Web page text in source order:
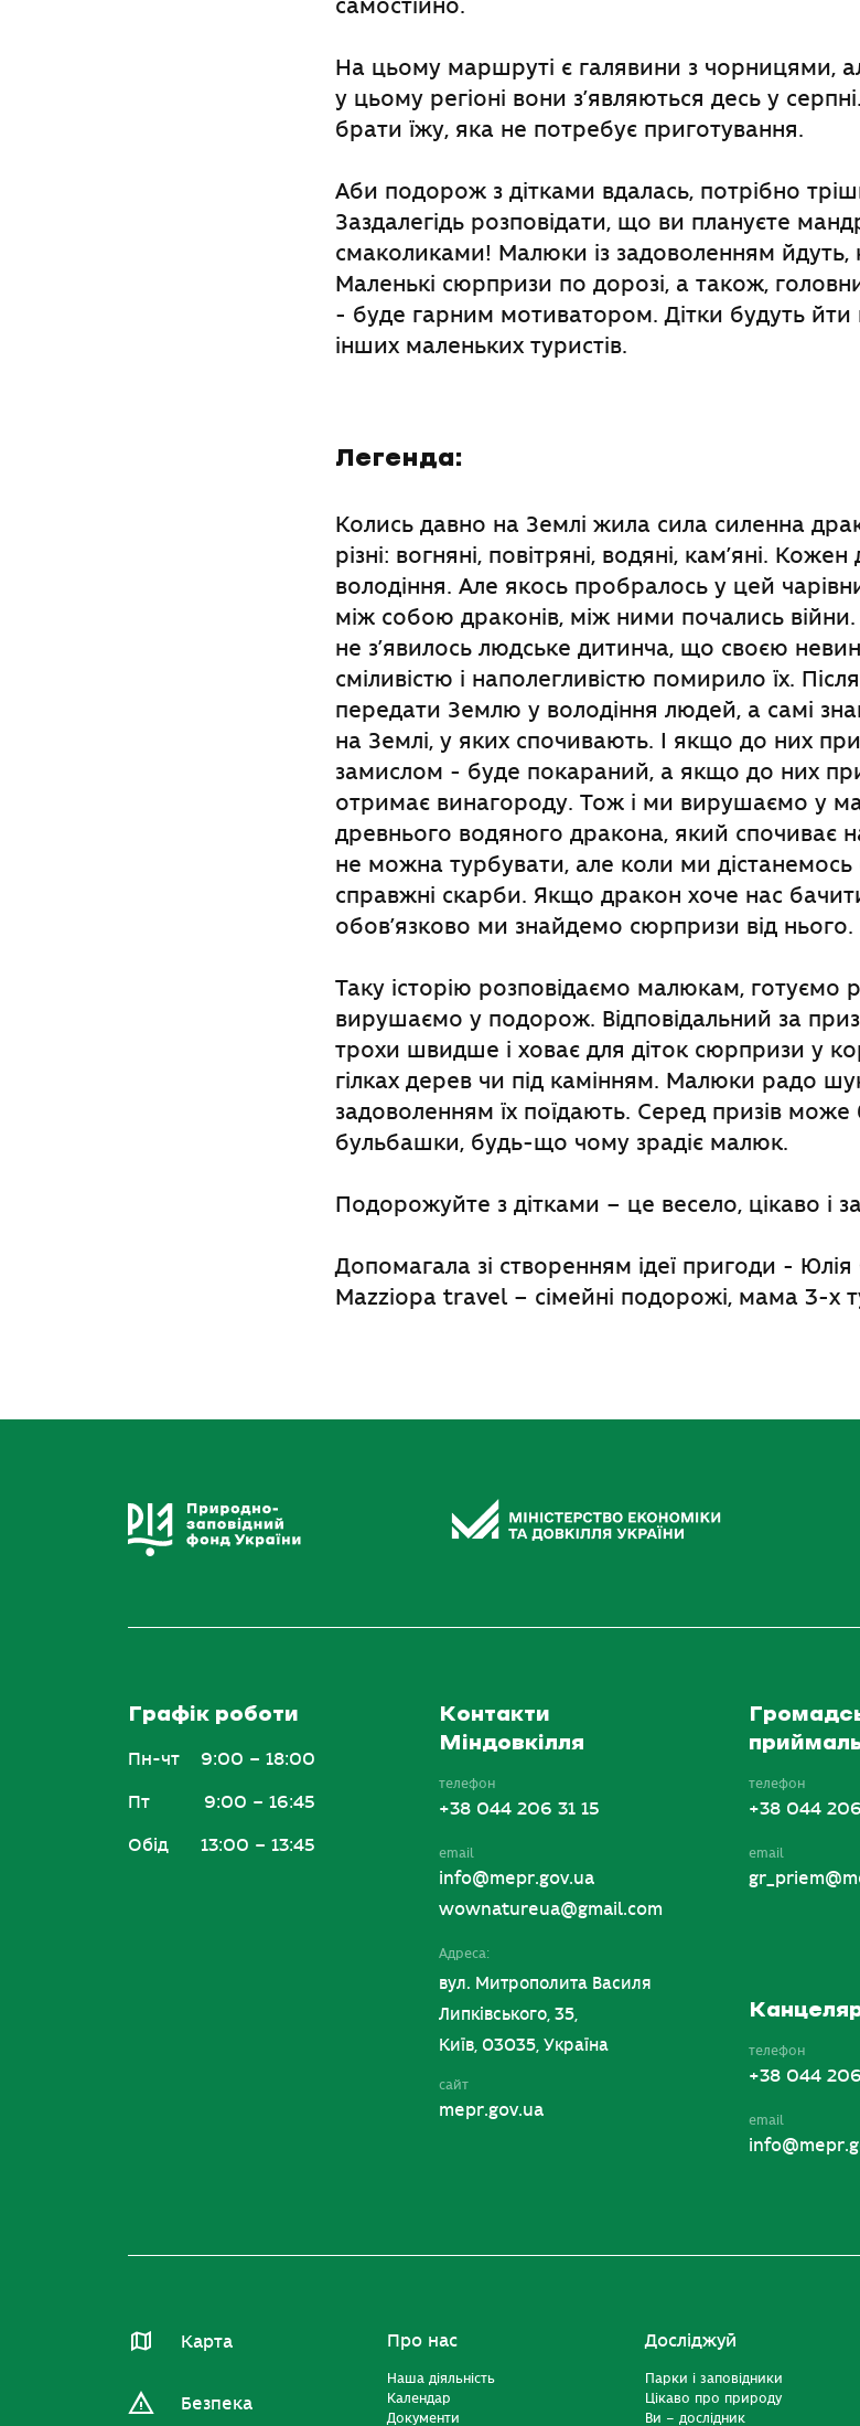
самостійно.
На цьому маршруті є галявини з чорницями,
у цьому регіоні вони з’являються десь у
брати їжу, яка не потребує приготування.
Аби подорож з дітками вдалась, потрібно
Заздалегідь розповідати, що ви плануєте
смаколиками! Малюки із задоволенням йдуть,
Маленькі сюрпризи по дорозі, а також,
- буде гарним мотиватором. Дітки будуть йти
інших маленьких туристів.
Легенда:
Колись давно на Землі жила сила силенна
різні: вогняні, повітряні, водяні, кам’яні.
володіння. Але якось пробралось у цей
між собою драконів, між ними почались
не з’явилось людське дитинча, що своєю
сміливістю і наполегливістю помирило їх.
передати Землю у володіння людей, а самі
на Землі, у яких спочивають. І якщо до них
замислом - буде покараний, а якщо до них
отримає винагороду. Тож і ми вирушаємо у
древнього водяного дракона, який спочиває
не можна турбувати, але коли ми
справжні скарби. Якщо дракон хоче нас
обов’язково ми знайдемо сюрпризи від нього.
Таку історію розповідаємо малюкам, готуємо
вирушаємо у подорож. Відповідальний за
трохи швидше і ховає для діток сюрпризи у
гілках дерев чи під камінням. Малюки радо
задоволенням їх поїдають. Серед призів може
бульбашки, будь-що чому зрадіє малюк.
Подорожуйте з дітками – це весело, цікаво і
Допомагала зі створенням ідеї пригоди -
Mazziopa travel – сімейні подорожі, мама 3-х
Графік роботи
Пн-чт 9:00 – 18:00
Пт 9:00 – 16:45
Обід 13:00 – 13:45
Контакти
Міндовкілля
телефон
+38 044 206 31 15
email
info@mepr.gov.ua
wownatureua@gmail.com
Адреса:
вул. Митрополита Василя
Липківського, 35,
Київ, 03035, Україна
сайт
mepr.gov.ua
телефон
+38 044
email
телефон
+38 044 206
email
Карта
Безпека
Про нас
Наша діяльність
Календар
Документи
Досліджуй
Парки і заповідники
Цікаво про природу
Ви – дослідник